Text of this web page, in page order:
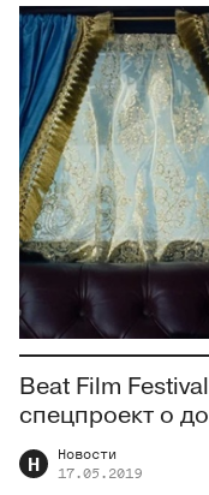
Beat Film
спецпроект о
Н
Новости
17.05.2019